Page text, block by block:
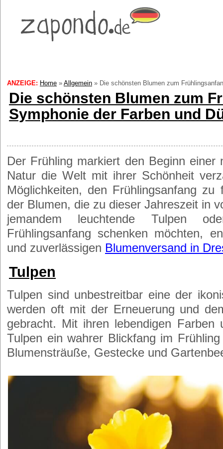
ANZEIGE: Home » Allgemein » Die schönsten Blumen zum
Die schönsten Blumen zum
Symphonie der Farben und
Der Frühling markiert den Beginn einer
Natur die Welt mit ihrer Schönheit
Möglichkeiten, den Frühlingsanfang
der Blumen, die zu dieser Jahreszeit in
jemandem leuchtende Tulpen
Frühlingsanfang schenken möchten,
und zuverlässigen Blumenversand in
Tulpen
Tulpen sind unbestreitbar eine der
werden oft mit der Erneuerung und
gebracht. Mit ihren lebendigen Farben
Tulpen ein wahrer Blickfang im
Blumensträuße, Gestecke und